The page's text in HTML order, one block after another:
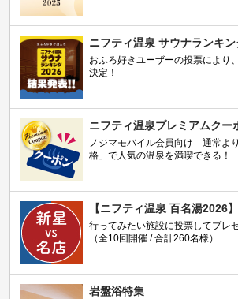
ニフティ温泉 サウナランキ
おふろ好きユーザーの投票により
決定！
ニフティ温泉プレミアムクー
ノジマモバイル会員向け 通常よ
格」で人気の温泉を満喫できる！
【ニフティ温泉 百名湯2026】
行ってみたい施設に投票してプレ
（全10回開催 / 合計260名様）
岩盤浴特集